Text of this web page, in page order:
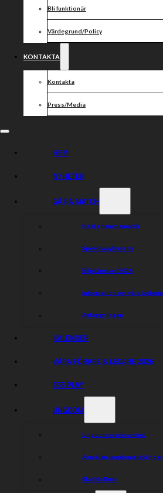
Bli funktionär
Värdegrund/Policy
KONTAKTA
Kontakta
Press/Media
HEM
NYHETER
GÅ PÅ MATCH
Nästa hemmamatch
Speedwaybussen
Biljettpriser 2026
Information om våra
Anläggningen
KALENDER
VÅRA FÖRARE & LEDARE 2026
ESS PLAY
UNGDOM
Ungdomsverksamhet
Anmälan ungdomstävlingar
Sladda Runt